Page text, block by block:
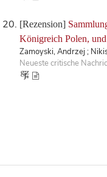
[Rezension]
Königreich Polen,
Zamoyski, Andrzej ;
Neueste critische